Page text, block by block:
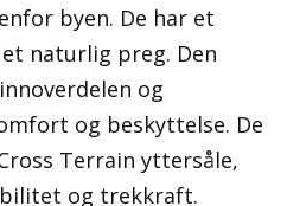
byen. De har et
naturlig preg. Den
og
og beskyttelse. De
Terrain yttersåle,
og trekkraft.